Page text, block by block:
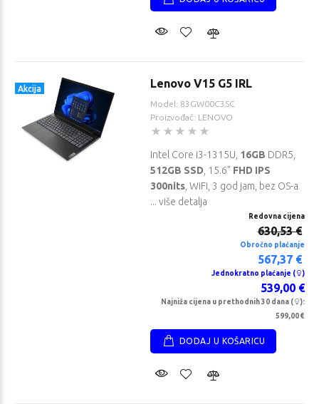
Akcija Lenovo V15 G5 IRL
Model: 83GW00C3SC
Proizvođač: LENOVO
Intel Core i3-1315U, 16GB DDR5,
512GB SSD , 15.6" FHD IPS
300nits , WiFi, 3 god jam, bez OS-a
... više detalja
Redovna cijena
630,53 €
Obročno plaćanje
567,37 €
Jednokratno plaćanje ( )
539,00 €
Najniža cijena u prethodnih 30 dana (
):
599,00 €
DODAJ U KOŠARICU